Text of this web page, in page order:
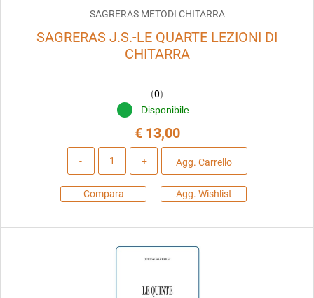
SAGRERAS METODI CHITARRA
SAGRERAS J.S.-LE QUARTE LEZIONI DI
CHITARRA
(0)
Disponibile
€ 13,00
Agg. Carrello
Compara Agg. Wishlist